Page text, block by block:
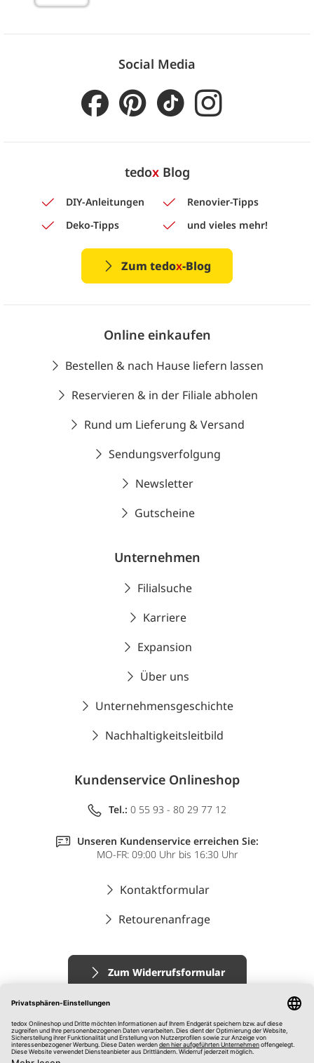
Social Media
tedoxBlog
DIY-Anleitungen
Renovier-Tipps
Deko-Tipps
und vieles mehr!
Zum tedox-Blog
Online einkaufen
Bestellen & nach Hause liefern lassen
Reservieren & in der Filiale abholen
Rund um Lieferung & Versand
Sendungsverfolgung
Newsletter
Gutscheine
Unternehmen
Filialsuche
Karriere
Expansion
Über uns
Unternehmensgeschichte
Nachhaltigkeitsleitbild
Kundenservice Onlineshop
Tel.: 0 55 93 - 80 29 77 12
Unseren Kundenservice erreichen Sie:
MO-FR: 09:00 Uhr bis 16:30 Uhr
Kontaktformular
Retourenanfrage
Zum Widerrufsformular
Impressum
AGB